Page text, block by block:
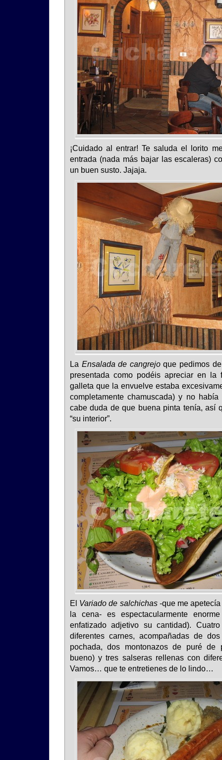
¡Cuidado al entrar! Te saluda el lorito
entrada (nada más bajar las escaleras)
un buen susto. Jajaja.
La Ensalada de cangrejoque pedimos
presentada como podéis apreciar en
galleta que la envuelve estaba
completamente chamuscada) y no
cabe duda de que buena pinta tenía, así
“su interior”.
El Variado de salchichas-que me
la cena- es espectacularmente
enfatizado adjetivo su cantidad).
diferentes carnes, acompañadas de
pochada, dos montonazos de puré de
bueno) y tres salseras rellenas con
Vamos… que te entretienes de lo lindo…